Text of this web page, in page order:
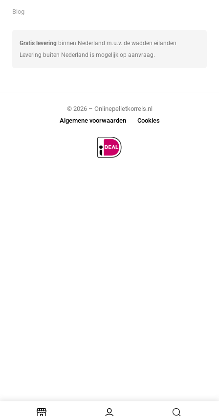
Blog
Gratis levering binnen Nederland m.u.v. de wadden eilanden
Levering buiten Nederland is mogelijk op aanvraag.
© 2026 – Onlinepelletkorrels.nl
Algemene voorwaarden
Cookies